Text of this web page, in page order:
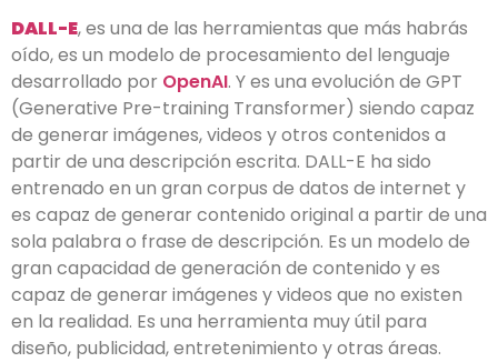
DALL-E, es una de las herramientas que más habrás
oído, es un modelo de procesamiento del lenguaje
desarrollado por OpenAI. Y es una evolución de GPT
(Generative Pre-training Transformer) siendo capaz
de generar imágenes, videos y otros contenidos a
partir de una descripción escrita. DALL-E ha sido
entrenado en un gran corpus de datos de internet y
es capaz de generar contenido original a partir de una
sola palabra o frase de descripción. Es un modelo de
gran capacidad de generación de contenido y es
capaz de generar imágenes y videos que no existen
en la realidad. Es una herramienta muy útil para
diseño, publicidad, entretenimiento y otras áreas.